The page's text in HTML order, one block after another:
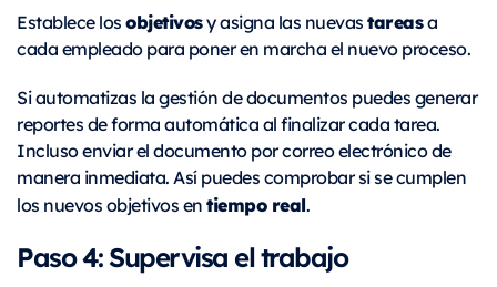
Establece losobjetivosy asigna las nuevastareasa
cada empleado para poner en marcha el nuevo proceso.
Si automatizas la gestión de documentos puedes generar
reportes de forma automática al finalizar cada tarea.
Incluso enviar el documento por correo electrónico de
manera inmediata. Así puedes comprobar si se cumplen
los nuevos objetivos entiempo real.
Paso 4: Supervisa el trabajo